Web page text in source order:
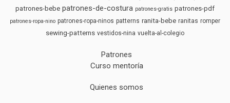
patrones-bebe patrones-de-costura patrones-gratis patrones-pdf
patrones-ropa-nino patrones-ropa-ninos patterns ranita-bebe ranitas romper
sewing-patterns vestidos-nina vuelta-al-colegio
Patrones
Curso mentoría
Quienes somos